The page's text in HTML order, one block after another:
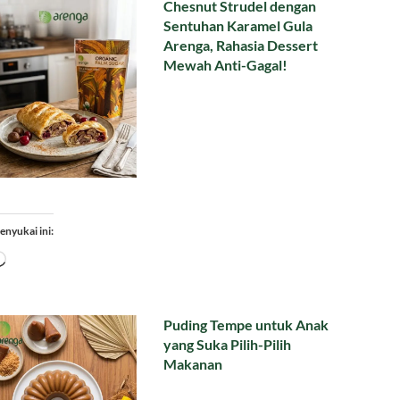
Chesnut Strudel dengan
Sentuhan Karamel Gula
Arenga, Rahasia Dessert
Mewah Anti-Gagal!
ini:
Memuat...
Puding Tempe untuk Anak
yang Suka Pilih-Pilih
Makanan